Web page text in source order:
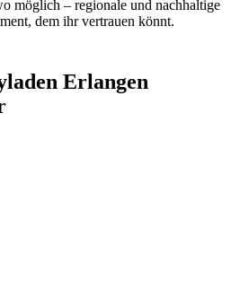
möglich – regionale und nachhaltige
dem ihr vertrauen könnt.